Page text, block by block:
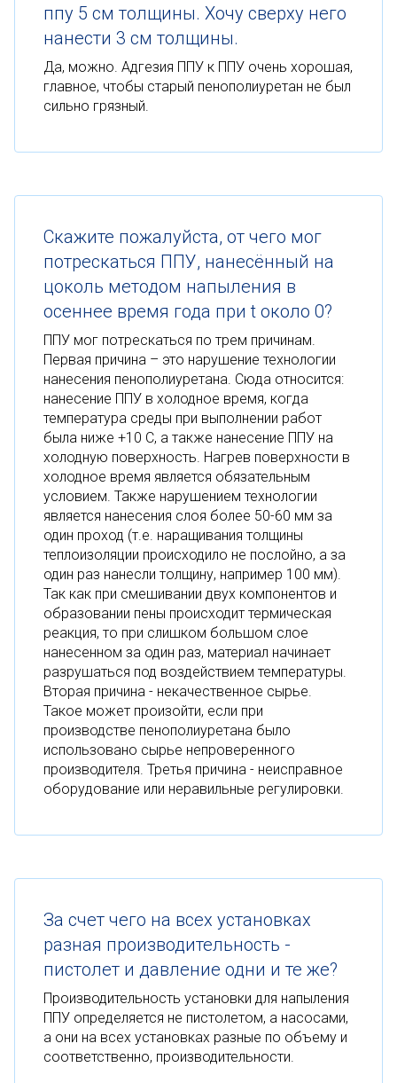
ппу 5 см толщины. Хочу сверху него
нанести 3 см толщины.
Да, можно. Адгезия ППУ к ППУ очень хорошая,
главное, чтобы старый пенополиуретан не был
сильно грязный.
Скажите пожалуйста, от чего мог
потрескаться ППУ, нанесённый на
цоколь методом напыления в
осеннее время года при t около 0?
ППУ мог потрескаться по трем причинам.
Первая причина – это нарушение технологии
нанесения пенополиуретана. Сюда относится:
нанесение ППУ в холодное время, когда
температура среды при выполнении работ
была ниже +10 С, а также нанесение ППУ на
холодную поверхность. Нагрев поверхности в
холодное время является обязательным
условием. Также нарушением технологии
является нанесения слоя более 50-60 мм за
один проход (т.е. наращивания толщины
теплоизоляции происходило не послойно, а за
один раз нанесли толщину, например 100 мм).
Так как при смешивании двух компонентов и
образовании пены происходит термическая
реакция, то при слишком большом слое
нанесенном за один раз, материал начинает
разрушаться под воздействием температуры.
Вторая причина - некачественное сырье.
Такое может произойти, если при
производстве пенополиуретана было
использовано сырье непроверенного
производителя. Третья причина - неисправное
оборудование или неравильные регулировки.
За счет чего на всех установках
разная производительность -
пистолет и давление одни и те же?
Производительность установки для напыления
ППУ определяется не пистолетом, а насосами,
а они на всех установках разные по объему и
соответственно, производительности.